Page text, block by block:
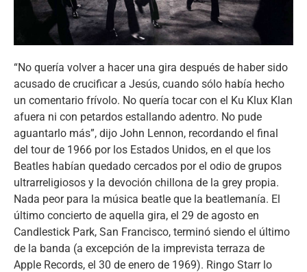
“No quería volver a hacer una gira después de haber sido
acusado de crucificar a Jesús, cuando sólo había hecho
un comentario frívolo. No quería tocar con el Ku Klux Klan
afuera ni con petardos estallando adentro. No pude
aguantarlo más”, dijo John Lennon, recordando el final
del tour de 1966 por los Estados Unidos, en el que los
Beatles habían quedado cercados por el odio de grupos
ultrarreligiosos y la devoción chillona de la grey propia.
Nada peor para la música beatle que la beatlemanía. El
último concierto de aquella gira, el 29 de agosto en
Candlestick Park, San Francisco, terminó siendo el último
de la banda (a excepción de la imprevista terraza de
Apple Records, el 30 de enero de 1969). Ringo Starr lo